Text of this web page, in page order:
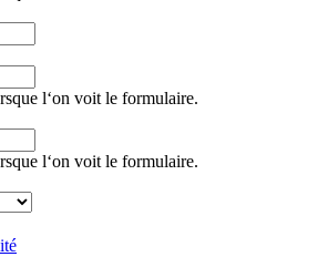
l‘on voit le formulaire.
l‘on voit le formulaire.